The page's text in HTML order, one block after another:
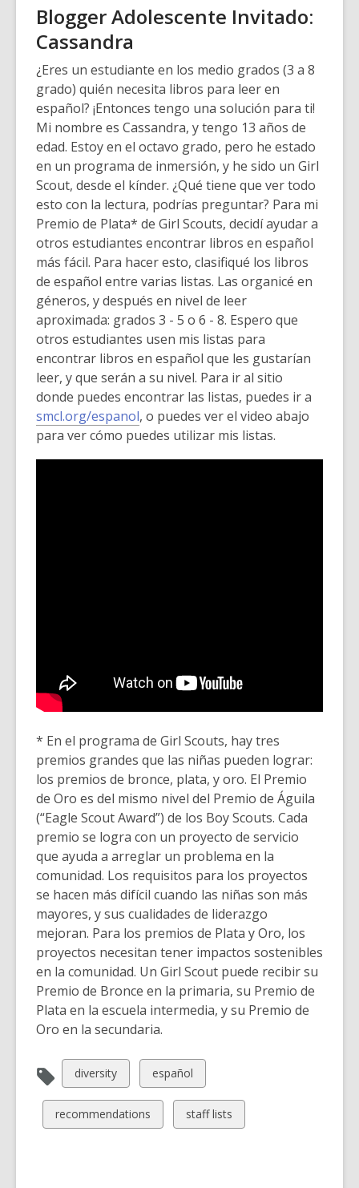
Blogger Adolescente Invitado:
Cassandra
¿Eres un estudiante en los medio grados (3 a 8
grado) quién necesita libros para leer en
español? ¡Entonces tengo una solución para ti!
Mi nombre es Cassandra, y tengo 13 años de
edad. Estoy en el octavo grado, pero he estado
en un programa de inmersión, y he sido un Girl
Scout, desde el kínder. ¿Qué tiene que ver todo
esto con la lectura, podrías preguntar? Para mi
Premio de Plata* de Girl Scouts, decidí ayudar a
otros estudiantes encontrar libros en español
más fácil. Para hacer esto, clasifiqué los libros
de español entre varias listas. Las organicé en
géneros, y después en nivel de leer
aproximada: grados 3 - 5 o 6 - 8. Espero que
otros estudiantes usen mis listas para
encontrar libros en español que les gustarían
leer, y que serán a su nivel. Para ir al sitio
donde puedes encontrar las listas, puedes ir a
smcl.org/espanol, o puedes ver el video abajo
para ver cómo puedes utilizar mis listas.
* En el programa de Girl Scouts, hay tres
premios grandes que las niñas pueden lograr:
los premios de bronce, plata, y oro. El Premio
de Oro es del mismo nivel del Premio de Águila
(“Eagle Scout Award”) de los Boy Scouts. Cada
premio se logra con un proyecto de servicio
que ayuda a arreglar un problema en la
comunidad. Los requisitos para los proyectos
se hacen más difícil cuando las niñas son más
mayores, y sus cualidades de liderazgo
mejoran. Para los premios de Plata y Oro, los
proyectos necesitan tener impactos sostenibles
en la comunidad. Un Girl Scout puede recibir su
Premio de Bronce en la primaria, su Premio de
Plata en la escuela intermedia, y su Premio de
Oro en la secundaria.
View
all
cards
in
diversity
View
all
in
español
View
all
recommendations
View
all
staff lists